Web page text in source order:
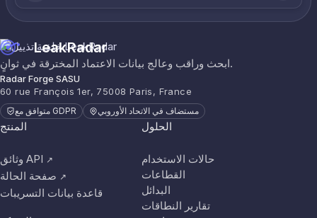
LeakRadar
ابحث وراقب وعالج بيانات الاعتماد المخترقة في ثوانٍ.
Radar Forge SASU
60 rue François 1er, 75008 Paris, France
متوافق مع GDPR مستضاف في الاتحاد الأوروبي
المنتج
وثائق API ↗
صفحة الحالة ↗
قاعدة بيانات التسريبات
الحلول
حالات الاستخدام
القطاعات
البدائل
تقارير النطاقات